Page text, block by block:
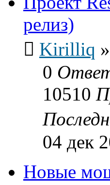
релиз)
Kirilliq »
0
10510
04 дек
Новые